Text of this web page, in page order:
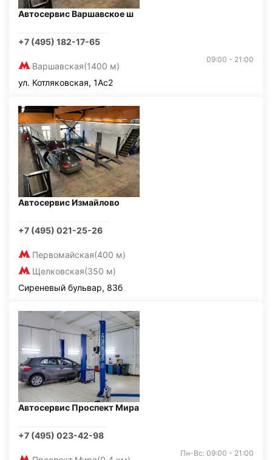
Автосервис Варшавское ш
+7 (495) 182-17-65
Варшавская(1400 м)
09:00 - 21:00
ул. Котляковская, 1Ас2
Автосервис Измайлово
+7 (495) 021-25-26
Первомайская(400 м)
Щелковская(350 м)
Сиреневый бульвар, 83б
Автосервис Проспект Мира
+7 (495) 023-42-98
Пн-Вс: 09:00 - 21:00